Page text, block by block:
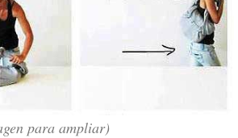
para ampliar)